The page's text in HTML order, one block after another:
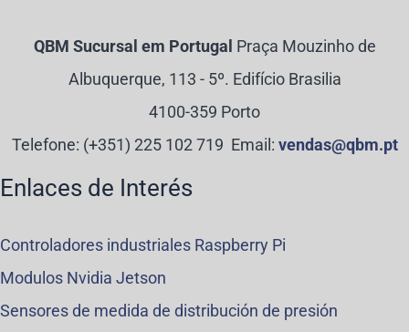
QBM Sucursal em Portugal Praça Mouzinho de
Albuquerque, 113 - 5º. Edifício Brasilia
4100-359 Porto
Telefone: (+351) 225 102 719 Email: vendas@qbm.pt
Enlaces de Interés
Controladores industriales Raspberry Pi
Modulos Nvidia Jetson
Sensores de medida de distribución de presión